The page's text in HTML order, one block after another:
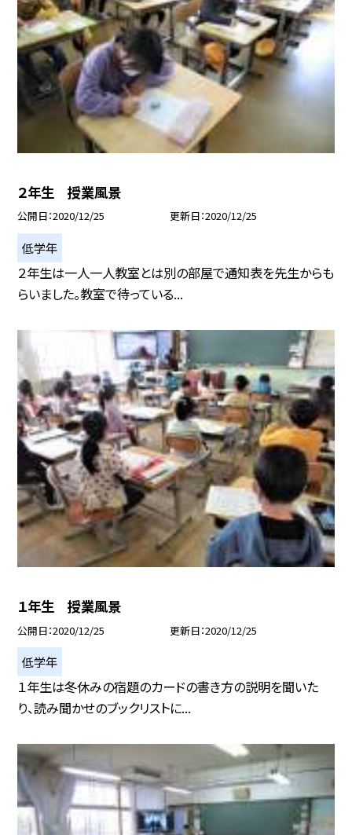
２年生 授業風景
公開日 2020/12/25 更新日 2020/12/25
低学年
２年生は一人一人教室とは別の部屋で通知表を先生からも
らいました。教室で待っている...
１年生 授業風景
公開日 2020/12/25 更新日 2020/12/25
低学年
１年生は冬休みの宿題のカードの書き方の説明を聞いた
り、読み聞かせのブックリストに...